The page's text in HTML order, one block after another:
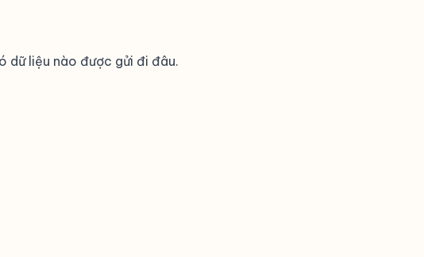
dữ liệu nào được gửi đi đâu.